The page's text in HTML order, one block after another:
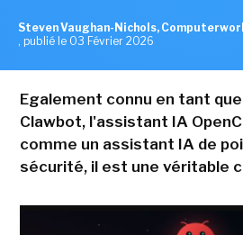
Steven Vaughan-Nichols,
, publié le 03 Février 2026
Egalement connu en tant
Clawbot, l'assistant IA
comme un assistant IA de
sécurité, il est une véritable